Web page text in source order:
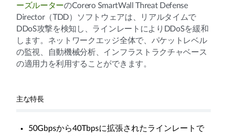
ーズルーターのCorero SmartWall Threat Defense
Director（TDD）ソフトウェアは、リアルタイムで
DDoS攻撃を検知し、ラインレートによりDDoSを緩和
します。ネットワークエッジ全体で、パケットレベル
の監視、自動機械分析、インフラストラクチャベース
の適用力を利用することができます。
主な特長
50Gbpsから40Tbpsに拡張されたラインレートで